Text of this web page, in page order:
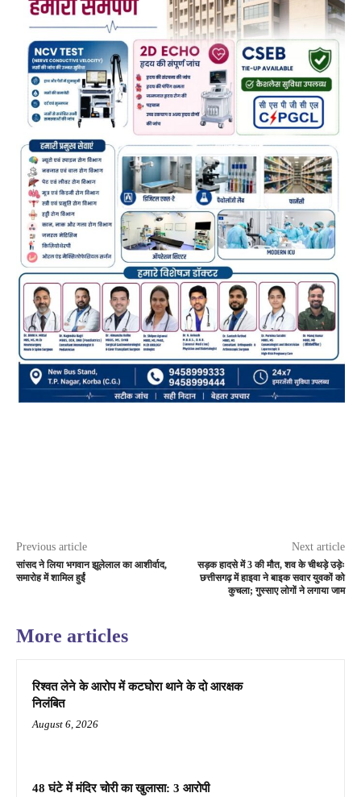
Previous article
सांसद ने लिया भगवान झूलेलाल का आशीर्वाद,
समारोह में शामिल हुईं
Next article
सड़क हादसे में 3 की मौत, शव के चीथड़े उड़ेः
छत्तीसगढ़ में हाइवा ने बाइक सवार युवकों को
कुचला; गुस्साए लोगों ने लगाया जाम
More articles
रिश्वत लेने के आरोप में कटघोरा थाने के दो आरक्षक
निलंबित
August 6, 2026
48 घंटे में मंदिर चोरी का खुलासा: 3 आरोपी